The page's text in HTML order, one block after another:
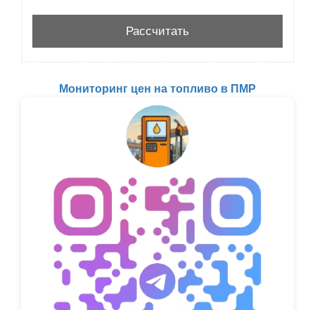
Мониторинг цен на топливо в ПМР